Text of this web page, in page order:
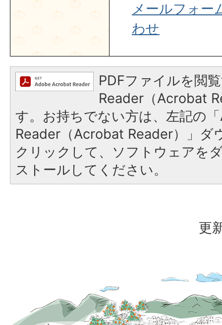
メールフォー
わせ
PDFファイルを閲
Reader（Acrobat
す。お持ちでない方は、左記の
Reader（Acrobat Reader）」ダ
クリックして、ソフトウェアを
ストールしてください。
更